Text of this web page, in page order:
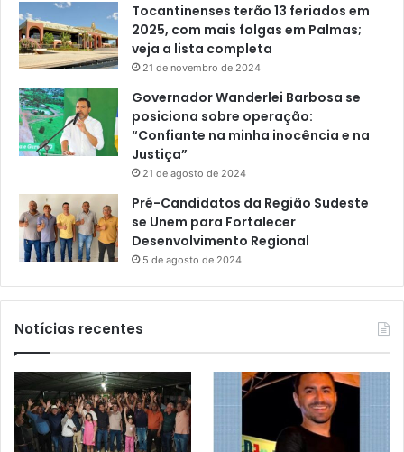
Tocantinenses terão 13 feriados em
2025, com mais folgas em Palmas;
veja a lista completa
21 de novembro de 2024
Governador Wanderlei Barbosa se
posiciona sobre operação:
“Confiante na minha inocência e na
Justiça”
21 de agosto de 2024
Pré-Candidatos da Região Sudeste
se Unem para Fortalecer
Desenvolvimento Regional
5 de agosto de 2024
Notícias recentes